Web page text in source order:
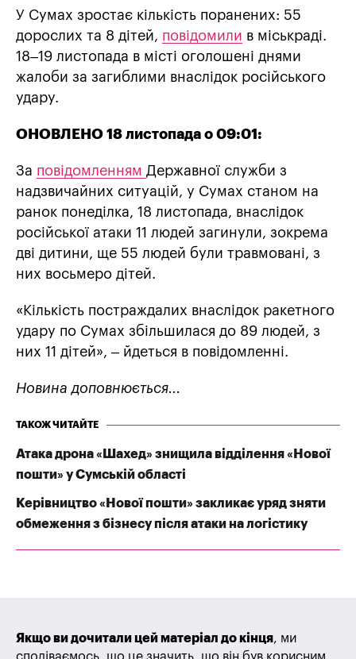
У Сумах зростає кількість поранених: 55
дорослих та 8 дітей, повідомили в міськраді.
18–19 листопада в місті оголошені днями
жалоби за загиблими внаслідок російського
удару.
ОНОВЛЕНО 18 листопада о 09:01:
За повідомленням Державної служби з
надзвичайних ситуацій, у Сумах станом на
ранок понеділка, 18 листопада, внаслідок
російської атаки 11 людей загинули, зокрема
дві дитини, ще 55 людей були травмовані, з
них восьмеро дітей.
«Кількість постраждалих внаслідок ракетного
удару по Сумах збільшилася до 89 людей, з
них 11 дітей», – йдеться в повідомленні.
Новина доповнюється...
ТАКОЖ ЧИТАЙТЕ
Атака дрона «Шахед» знищила відділення «Нової
пошти» у Сумській області
Керівництво «Нової пошти» закликає уряд зняти
обмеження з бізнесу після атаки на логістику
Якщо ви дочитали цей матеріал до кінця, ми